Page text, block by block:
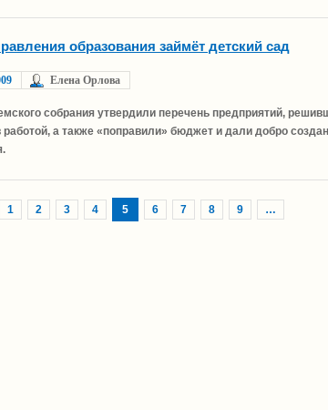
образования займёт детский сад
Елена Орлова
собрания утвердили перечень предприятий,
а также «поправили» бюджет и дали добро
1 2 3 4 5 6 7 8 9 …